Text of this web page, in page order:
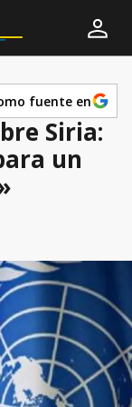
fuente en
Siria:
un